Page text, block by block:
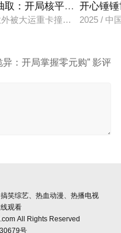
频《斗罗大陆绝世唐门》动
取：开局核平修仙世界动
外被大运重卡撞上身亡后穿越
开心锤
2025 / 中
异：开局掌握零元购” 影评
笑综艺、热血动漫、热播电视
观看
All Rights Reserved
号